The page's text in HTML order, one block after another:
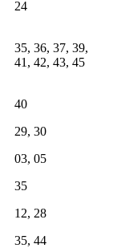
24
35, 36, 37, 39,
41, 42, 43, 45
40
29, 30
03, 05
35
12, 28
35, 44